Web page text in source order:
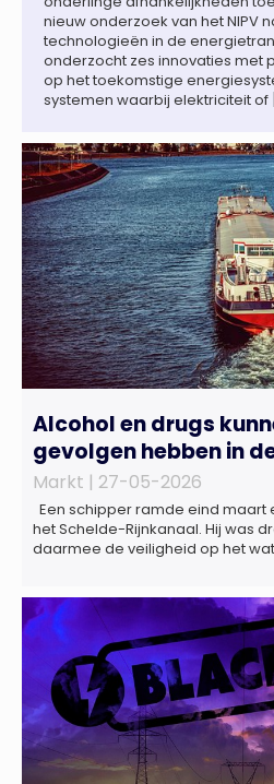
nieuw onderzoek van het NIPV
technologieën in de
onderzocht zes innovaties met
op het toekomstige
systemen waarbij elektriciteit of
Alcohol en drugs
gevolgen hebben in
Markt | 27-05-2026
Een schipper ramde eind maart
het Schelde-Rijnkanaal. Hij was
daarmee de veiligheid op het
veiligheid op het water in
hebben voor de […]